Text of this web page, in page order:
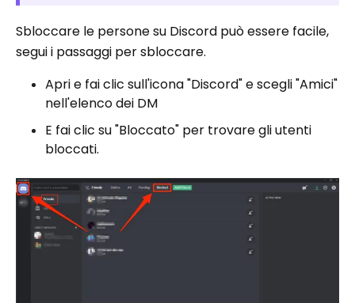
Sbloccare le persone su Discord può essere facile,
segui i passaggi per sbloccare.
Apri e fai clic sull'icona "Discord" e scegli "Amici"
nell'elenco dei DM
E fai clic su "Bloccato" per trovare gli utenti
bloccati.